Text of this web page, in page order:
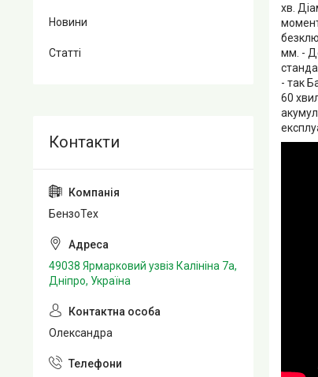
хв.
мм. -
- так
60
Новини
Статті
БензоТех
49038 Ярмарковий узвіз Калініна 7а,
Дніпро, Україна
Олександра